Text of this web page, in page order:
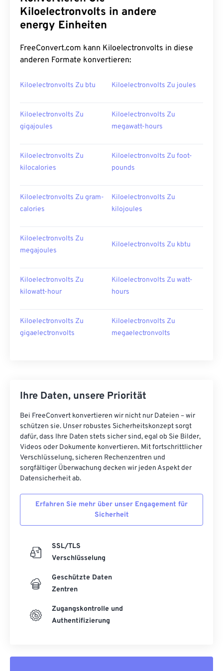
Kiloelectronvolts in andere
energy Einheiten
FreeConvert.com kann Kiloelectronvolts in diese
anderen Formate konvertieren:
Kiloelectronvolts Zu btu Kiloelectronvolts Zu joules
Kiloelectronvolts Zu
gigajoules
Kiloelectronvolts Zu
megawatt-hours
Kiloelectronvolts Zu
kilocalories
Kiloelectronvolts Zu foot-
pounds
Kiloelectronvolts Zu gram-
calories
Kiloelectronvolts Zu
kilojoules
Kiloelectronvolts Zu
megajoules
Kiloelectronvolts Zu kbtu
Kiloelectronvolts Zu
kilowatt-hour
Kiloelectronvolts Zu watt-
hours
Kiloelectronvolts Zu
gigaelectronvolts
Kiloelectronvolts Zu
megaelectronvolts
Ihre Daten, unsere Priorität
Bei FreeConvert konvertieren wir nicht nur Dateien – wir
schützen sie. Unser robustes Sicherheitskonzept sorgt
dafür, dass Ihre Daten stets sicher sind, egal ob Sie Bilder,
Videos oder Dokumente konvertieren. Mit fortschrittlicher
Verschlüsselung, sicheren Rechenzentren und
sorgfältiger Überwachung decken wir jeden Aspekt der
Datensicherheit ab.
Erfahren Sie mehr über unser Engagement für
Sicherheit
SSL/TLS
Verschlüsselung
Geschützte Daten
Zentren
Zugangskontrolle und
Authentifizierung